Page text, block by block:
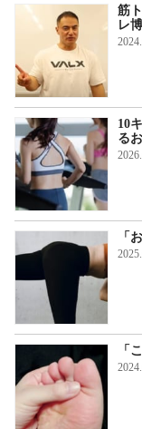
筋
レ
10
る
「
「